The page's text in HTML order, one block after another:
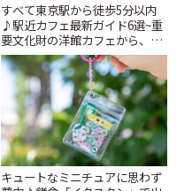
すべて東京駅から徒歩5分以内
♪駅近カフェ最新ガイド6選~重
要文化財の洋館カフェから、改
札すぐのレトロ喫茶まで~ | こと
りっぷ
キュートなミニチュアに思わず